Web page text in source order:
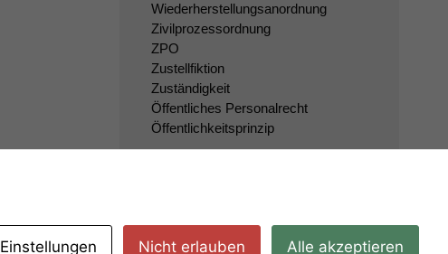
Wiederherstellungsanordnung
Zivilprozessordnung
ZPO
Zustellfiktion
Zuständigkeit
Öffentliches Personalrecht
Öffentlichkeitsprinzip
Einstellungen Nicht erlauben Alle akzeptieren